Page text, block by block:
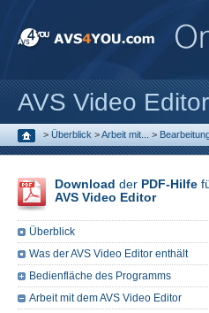
AVS Video Editor
> Überblick >Arbeit mit... > Bearbeitung
Download der PDF-Hilfe
AVS Video Editor
Überblick
Was der AVS Video Editor enthält
Bedienfläche des Programms
Arbeit mit dem AVS Video Editor